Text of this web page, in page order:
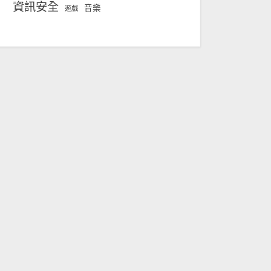
資訊安全 遊戲 音樂